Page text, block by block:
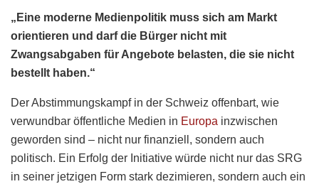
„Eine moderne Medienpolitik muss sich am Markt
orientieren und darf die Bürger nicht mit
Zwangsabgaben für Angebote belasten, die sie nicht
bestellt haben.“
Der Abstimmungskampf in der Schweiz offenbart, wie
verwundbar öffentliche Medien in Europa inzwischen
geworden sind – nicht nur finanziell, sondern auch
politisch. Ein Erfolg der Initiative würde nicht nur das SRG
in seiner jetzigen Form stark dezimieren, sondern auch ein